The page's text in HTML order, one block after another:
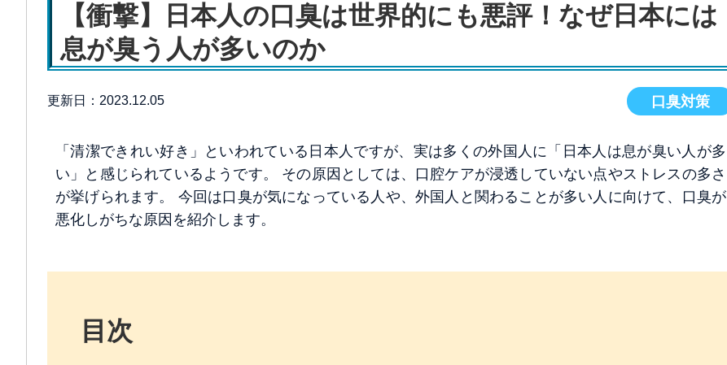
【衝撃】日本人の口臭は世界的にも悪評！なぜ日本には
息が臭う人が多いのか
更新日：2023.12.05 口臭対策
「清潔できれい好き」といわれている日本人ですが、実は多くの外国人に「日本人は息が臭い人が多
い」と感じられているようです。 その原因としては、口腔ケアが浸透していない点やストレスの多さ
が挙げられます。 今回は口臭が気になっている人や、外国人と関わることが多い人に向けて、口臭が
悪化しがちな原因を紹介します。
目次